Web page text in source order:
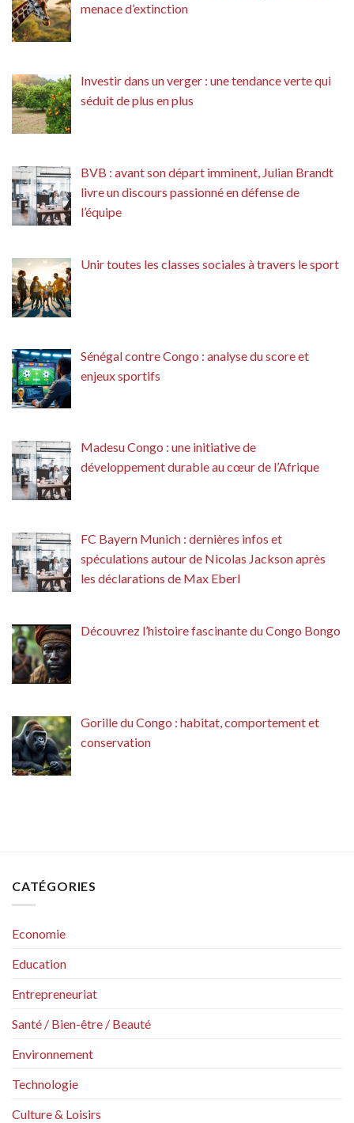
menace d’extinction
Investir dans un verger : une tendance verte qui
séduit de plus en plus
BVB : avant son départ imminent, Julian Brandt
livre un discours passionné en défense de
l’équipe
Unir toutes les classes sociales à travers le sport
Sénégal contre Congo : analyse du score et
enjeux sportifs
Madesu Congo : une initiative de
développement durable au cœur de l’Afrique
FC Bayern Munich : dernières infos et
spéculations autour de Nicolas Jackson après
les déclarations de Max Eberl
Découvrez l’histoire fascinante du Congo Bongo
Gorille du Congo : habitat, comportement et
conservation
CATÉGORIES
Economie
Education
Entrepreneuriat
Santé / Bien-être / Beauté
Environnement
Technologie
Culture & Loisirs